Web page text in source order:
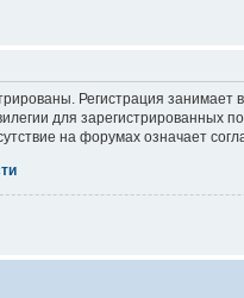
Регистрация
для зарегистрированных
на форумах означает